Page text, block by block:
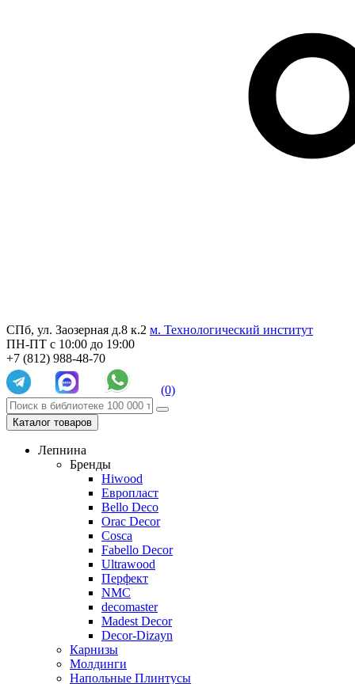
СПб, ул. Заозерная д.8 к.2 м. Технологический институт
ПН-ПТ с 10:00 до 19:00
+7 (812) 988-48-70
(0)
Каталог товаров
Лепнина
Бренды
Hiwood
Европласт
Bello Deco
Orac Decor
Cosca
Fabello Decor
Ultrawood
Перфект
NMC
decomaster
Madest Decor
Decor-Dizayn
Карнизы
Молдинги
Напольные Плинтусы